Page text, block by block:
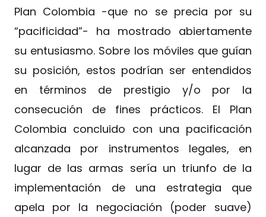
Plan Colombia -que no se precia por su
“pacificidad”- ha mostrado abiertamente
su entusiasmo. Sobre los móviles que guían
su posición, estos podrían ser entendidos
en términos de prestigio y/o por la
consecución de fines prácticos. El Plan
Colombia concluido con una pacificación
alcanzada por instrumentos legales, en
lugar de las armas sería un triunfo de la
implementación de una estrategia que
apela por la negociación (poder suave)